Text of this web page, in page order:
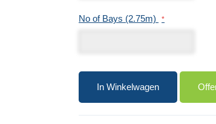
No of Bays (2.75m)
In Winkelwagen